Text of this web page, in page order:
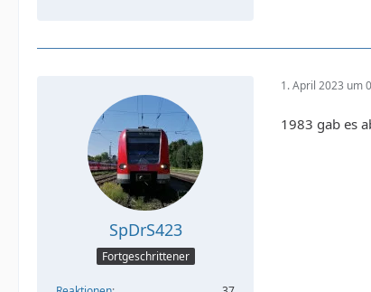
SpDrS423
Fortgeschrittener
1. April 2023 um
1983 gab es